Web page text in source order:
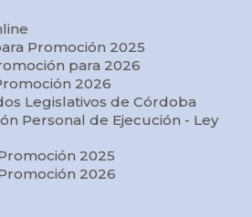
Declaración: Cuando los
a proyectos de Ley,
Cuando los despachos se
y se emiten en
Para los expedientes
lectura, se produce un
Promoción 2025
para 2026
2026
Legislativos de Córdoba
Personal de Ejecución - Ley
2025
2026